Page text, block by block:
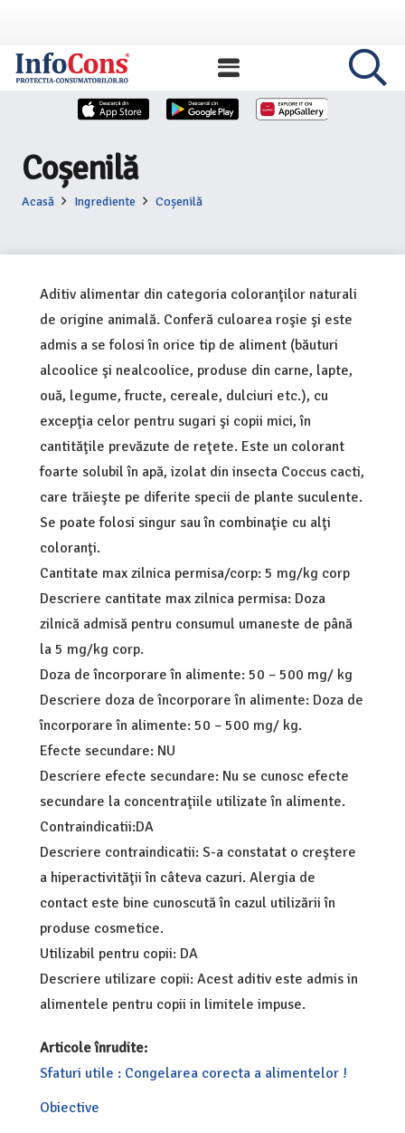
Coșenilă
Acasă Ingrediente Coșenilă
Aditiv alimentar din categoria coloranţilor naturali
de origine animală. Conferă culoarea roşie şi este
admis a se folosi în orice tip de aliment (băuturi
alcoolice şi nealcoolice, produse din carne, lapte,
ouă, legume, fructe, cereale, dulciuri etc.), cu
excepţia celor pentru sugari şi copii mici, în
cantităţile prevăzute de reţete. Este un colorant
foarte solubil în apă, izolat din insecta Coccus cacti,
care trăieşte pe diferite specii de plante suculente.
Se poate folosi singur sau în combinaţie cu alţi
coloranţi.
Cantitate max zilnica permisa/corp: 5 mg/kg corp
Descriere cantitate max zilnica permisa: Doza
zilnică admisă pentru consumul umaneste de până
la 5 mg/kg corp.
Doza de încorporare în alimente: 50 – 500 mg/ kg
Descriere doza de încorporare în alimente: Doza de
încorporare în alimente: 50 – 500 mg/ kg.
Efecte secundare: NU
Descriere efecte secundare: Nu se cunosc efecte
secundare la concentraţiile utilizate în alimente.
Contraindicatii:DA
Descriere contraindicatii: S-a constatat o creştere
a hiperactivităţii în câteva cazuri. Alergia de
contact este bine cunoscută în cazul utilizării în
produse cosmetice.
Utilizabil pentru copii: DA
Descriere utilizare copii: Acest aditiv este admis in
alimentele pentru copii in limitele impuse.
Articole înrudite:
Sfaturi utile : Congelarea corecta a alimentelor !
Obiective